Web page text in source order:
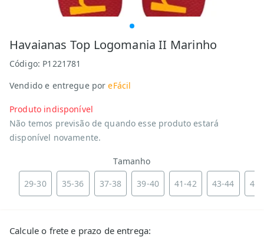
Havaianas Top Logomania II Marinho
Código: P1221781
Vendido e entregue por eFácil
Produto indisponível
Não temos previsão de quando esse produto estará
disponível novamente.
Tamanho
29-30
35-36 37-38 39-40 41-42 43-44
Calcule o frete e prazo de entrega: